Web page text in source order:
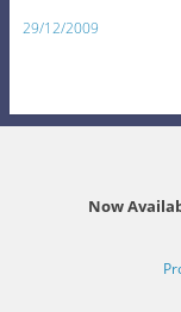
29/12/2009
Now